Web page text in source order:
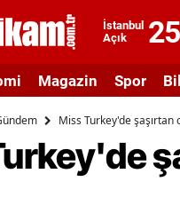
İstanbul
Açık
25
Adıyaman
Ağrı
Magazin Spor
Miss Turkey'de şaşırtan